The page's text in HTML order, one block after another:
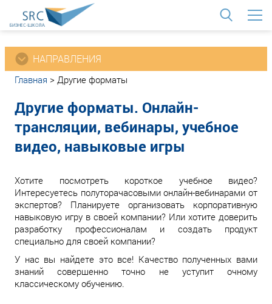
НАПРАВЛЕНИЯ
Главная > Другие форматы
Другие форматы. Онлайн-
трансляции, вебинары, учебное
видео, навыковые игры
Хотите посмотреть короткое учебное видео?
Интересуетесь полуторачасовыми онлайн-вебинарами от
экспертов? Планируете организовать корпоративную
навыковую игру в своей компании? Или хотите доверить
разработку профессионалам и создать продукт
специально для своей компании?
У нас вы найдете это все! Качество полученных вами
знаний совершенно точно не уступит очному
классическому обучению.